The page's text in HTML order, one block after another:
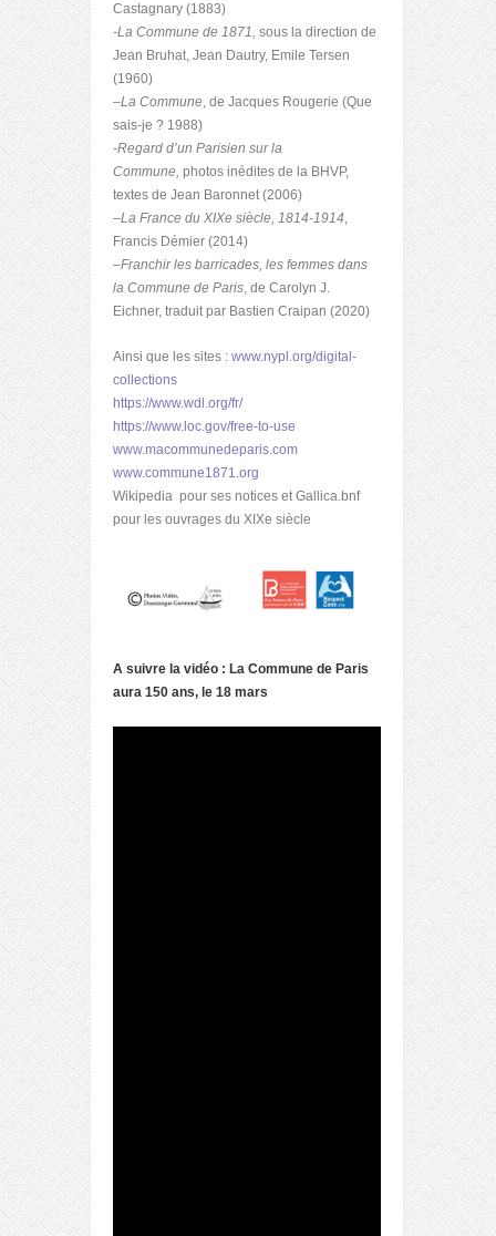
Castagnary (1883)
-La Commune de 1871, sous la direction de
Jean Bruhat, Jean Dautry, Emile Tersen
(1960)
–La Commune, de Jacques Rougerie (Que
sais-je ? 1988)
-Regard d’un Parisien sur la
Commune, photos inédites de la BHVP,
textes de Jean Baronnet (2006)
–La France du XIXe siècle, 1814-1914,
Francis Démier (2014)
–Franchir les barricades, les femmes dans
la Commune de Paris, de Carolyn J.
Eichner, traduit par Bastien Craipan (2020)
Ainsi que les sites : www.nypl.org/digital-
collections
https://www.wdl.org/fr/
https://www.loc.gov/free-to-use
www.macommunedeparis.com
www.commune1871.org
Wikipedia pour ses notices et Gallica.bnf
pour les ouvrages du XIXe siècle
A suivre la vidéo : La Commune de Paris
aura 150 ans, le 18 mars